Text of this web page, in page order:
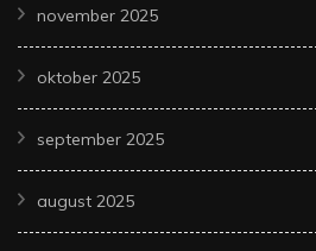
november 2025
oktober 2025
september 2025
august 2025